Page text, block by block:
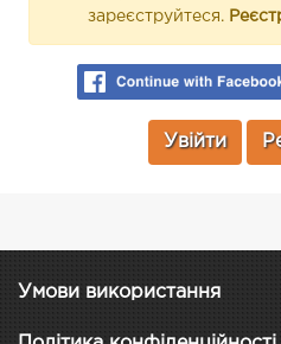
зареєструйтеся.
Увійти
Умови використання